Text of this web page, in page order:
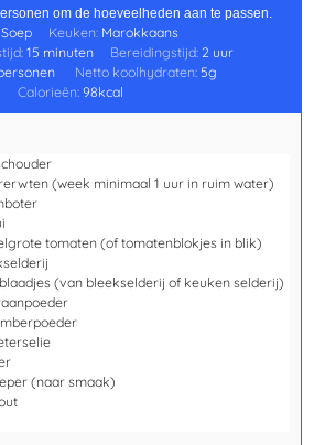
om de hoeveelheden aan te passen.
Soep Keuken: Marokkaans
15 minuten Bereidingstijd: 2 uur
Netto koolhydraten: 5g
Calorieën: 98kcal
(week minimaal 1 uur in ruim water)
tomaten (of tomatenblokjes in blik)
(van bleekselderij of keuken selderij)
(naar smaak)